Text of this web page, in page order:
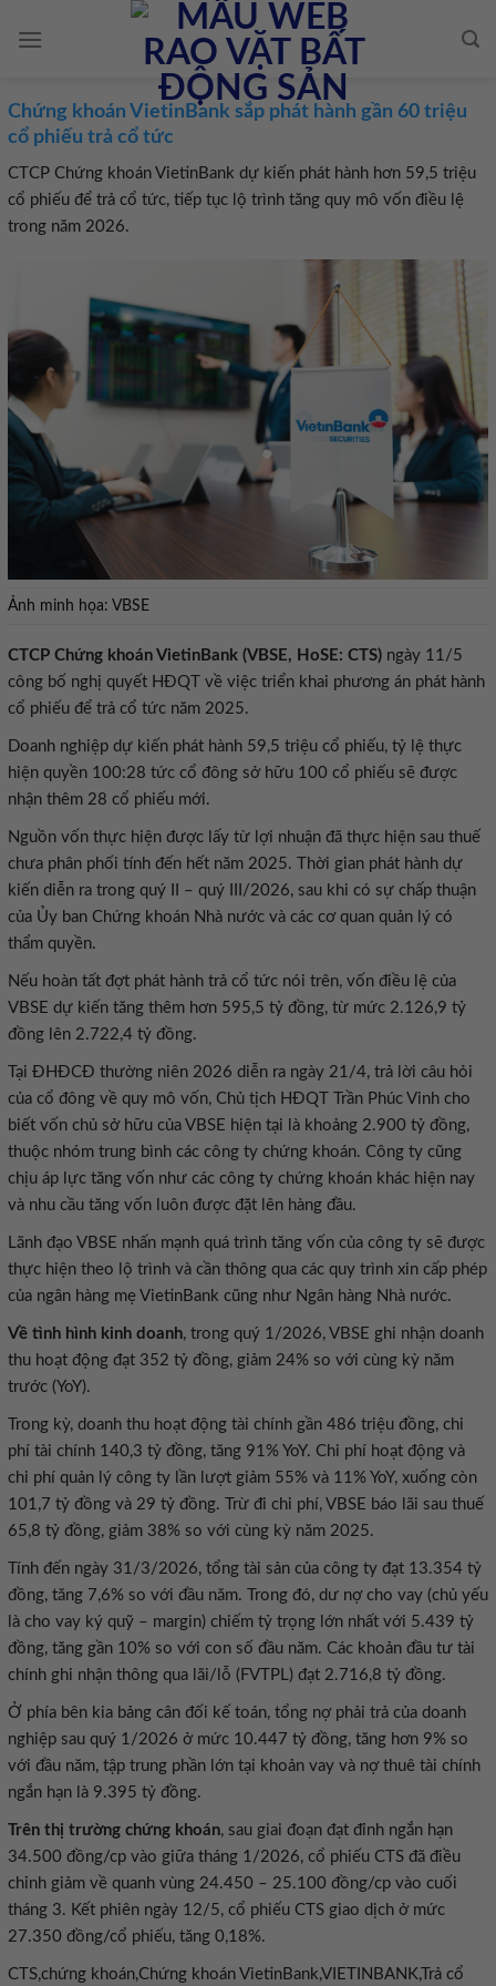
Chứng khoán VietinBank sắp phát hành gần 60 triệu
cổ phiếu trả cổ tức
CTCP Chứng khoán VietinBank dự kiến phát hành hơn 59,5 triệu
cổ phiếu để trả cổ tức, tiếp tục lộ trình tăng quy mô vốn điều lệ
trong năm 2026.
Ảnh minh họa: VBSE
CTCP Chứng khoán VietinBank (VBSE, HoSE: CTS) ngày 11/5
công bố nghị quyết HĐQT về việc triển khai phương án phát hành
cổ phiếu để trả cổ tức năm 2025.
Doanh nghiệp dự kiến phát hành 59,5 triệu cổ phiếu, tỷ lệ thực
hiện quyền 100:28 tức cổ đông sở hữu 100 cổ phiếu sẽ được
nhận thêm 28 cổ phiếu mới.
Nguồn vốn thực hiện được lấy từ lợi nhuận đã thực hiện sau thuế
chưa phân phối tính đến hết năm 2025. Thời gian phát hành dự
kiến diễn ra trong quý II – quý III/2026, sau khi có sự chấp thuận
của Ủy ban Chứng khoán Nhà nước và các cơ quan quản lý có
thẩm quyền.
Nếu hoàn tất đợt phát hành trả cổ tức nói trên, vốn điều lệ của
VBSE dự kiến tăng thêm hơn 595,5 tỷ đồng, từ mức 2.126,9 tỷ
đồng lên 2.722,4 tỷ đồng.
Tại ĐHĐCĐ thường niên 2026 diễn ra ngày 21/4, trả lời câu hỏi
của cổ đông về quy mô vốn, Chủ tịch HĐQT Trần Phúc Vinh cho
biết vốn chủ sở hữu của VBSE hiện tại là khoảng 2.900 tỷ đồng,
thuộc nhóm trung bình các công ty chứng khoán. Công ty cũng
chịu áp lực tăng vốn như các công ty chứng khoán khác hiện nay
và nhu cầu tăng vốn luôn được đặt lên hàng đầu.
Lãnh đạo VBSE nhấn mạnh quá trình tăng vốn của công ty sẽ được
thực hiện theo lộ trình và cần thông qua các quy trình xin cấp phép
của ngân hàng mẹ VietinBank cũng như Ngân hàng Nhà nước.
Về tình hình kinh doanh, trong quý 1/2026, VBSE ghi nhận doanh
thu hoạt động đạt 352 tỷ đồng, giảm 24% so với cùng kỳ năm
trước (YoY).
Trong kỳ, doanh thu hoạt động tài chính gần 486 triệu đồng, chi
phí tài chính 140,3 tỷ đồng, tăng 91% YoY. Chi phí hoạt động và
chi phí quản lý công ty lần lượt giảm 55% và 11% YoY, xuống còn
101,7 tỷ đồng và 29 tỷ đồng. Trừ đi chi phí, VBSE báo lãi sau thuế
65,8 tỷ đồng, giảm 38% so với cùng kỳ năm 2025.
Tính đến ngày 31/3/2026, tổng tài sản của công ty đạt 13.354 tỷ
đồng, tăng 7,6% so với đầu năm. Trong đó, dư nợ cho vay (chủ yếu
là cho vay ký quỹ – margin) chiếm tỷ trọng lớn nhất với 5.439 tỷ
đồng, tăng gần 10% so với con số đầu năm. Các khoản đầu tư tài
chính ghi nhận thông qua lãi/lỗ (FVTPL) đạt 2.716,8 tỷ đồng.
Ở phía bên kia bảng cân đối kế toán, tổng nợ phải trả của doanh
nghiệp sau quý 1/2026 ở mức 10.447 tỷ đồng, tăng hơn 9% so
với đầu năm, tập trung phần lớn tại khoản vay và nợ thuê tài chính
ngắn hạn là 9.395 tỷ đồng.
Trên thị trường chứng khoán, sau giai đoạn đạt đỉnh ngắn hạn
34.500 đồng/cp vào giữa tháng 1/2026, cổ phiếu CTS đã điều
chỉnh giảm về quanh vùng 24.450 – 25.100 đồng/cp vào cuối
tháng 3. Kết phiên ngày 12/5, cổ phiếu CTS giao dịch ở mức
27.350 đồng/cổ phiếu, tăng 0,18%.
CTS,chứng khoán,Chứng khoán VietinBank,VIETINBANK,Trả cổ